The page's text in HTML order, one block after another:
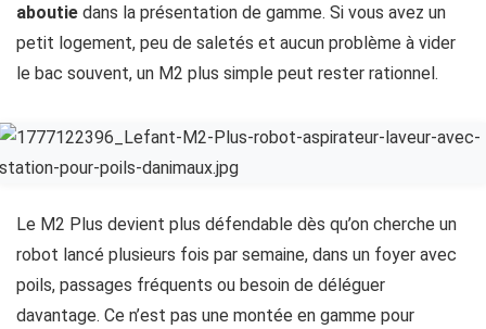
aboutie dans la présentation de gamme. Si vous avez un
petit logement, peu de saletés et aucun problème à vider
le bac souvent, un M2 plus simple peut rester rationnel.
Le M2 Plus devient plus défendable dès qu’on cherche un
robot lancé plusieurs fois par semaine, dans un foyer avec
poils, passages fréquents ou besoin de déléguer
davantage. Ce n’est pas une montée en gamme pour